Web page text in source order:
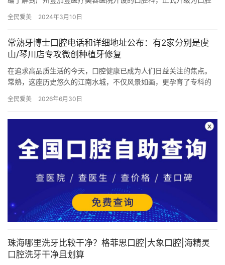
的牙齿…
全民爱美 2024年3月10日
常熟牙博士口腔电话和详细地址公布：有2家分别是虞
山/琴川店专攻微创种植牙修复
在追求高品质生活的今天，口腔健康已成为人们日益关注的焦点。
常熟，这座历史悠久的江南水城，不仅风景如画，更孕育了专科的
熟牙博…
全民爱美 2026年6月30日
珠海哪里洗牙比较干净？格菲思口腔|大象口腔|海精灵
口腔洗牙干净且划算